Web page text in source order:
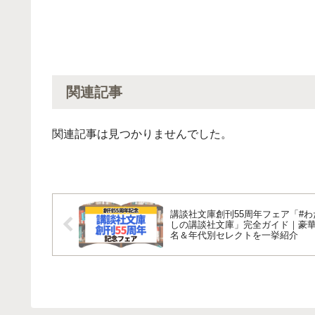
関連記事
関連記事は見つかりませんでした。
講談社文庫創刊55周年フェア「#わ
しの講談社文庫」完全ガイド｜豪
名＆年代別セレクトを一挙紹介